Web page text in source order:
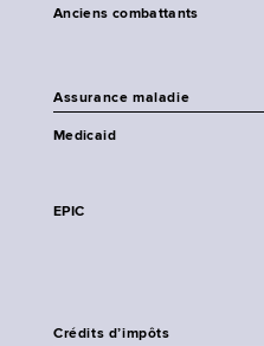
Anciens combattants
Assurance maladie
Medicaid
EPIC
Crédits d’impôts